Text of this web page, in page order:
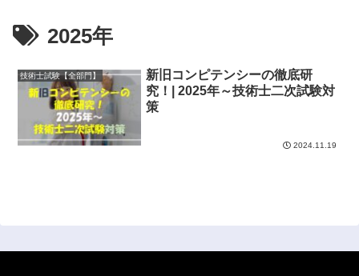
2025年
技術士試験【全部門】
新旧コンピテンシーの徹底研
究！| 2025年～技術士二次試験対
策
2024.11.19